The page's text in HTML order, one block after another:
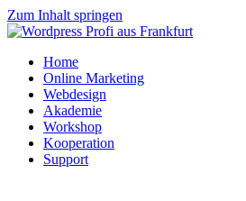
Zum Inhalt springen
Home
Online Marketing
Webdesign
Akademie
Workshop
Kooperation
Support